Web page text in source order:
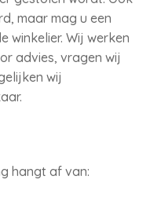
maar mag u een
winkelier. Wij werken
advies, vragen wij
wij
hangt af van: